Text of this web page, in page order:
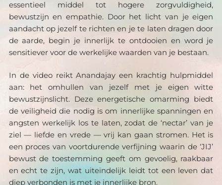
essentieel middel tot hogere zorgvuldigheid,
bewustzijn en empathie. Door het licht van je eigen
aandacht op jezelf te richten en je te laten dragen door
de aarde, begin je innerlijk te ontdooien en word je
sensitiever voor de werkelijke waarden van je bestaan.
In de video reikt Anandajay een krachtig hulpmiddel
aan: het omhullen van jezelf met je eigen witte
bewustzijnslicht. Deze energetische omarming biedt
de veiligheid die nodig is om innerlijke spanningen en
angsten werkelijk los te laten, zodat de ‘nectar’ van je
ziel — liefde en vrede — vrij kan gaan stromen. Het is
een proces van voortdurende verfijning waarin de ‘JIJ’
bewust de toestemming geeft om gevoelig, raakbaar
en echt te zijn, wat uiteindelijk leidt tot een leven dat
diep verbonden is met je innerlijke bron.